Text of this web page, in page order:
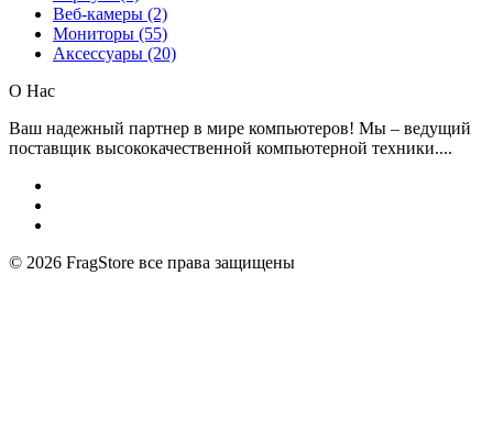
Веб-камеры (2)
Мониторы (55)
Аксессуары (20)
О Нас
Ваш надежный партнер в мире компьютеров! Мы – ведущий
поставщик высококачественной компьютерной техники....
© 2026 FragStore все права защищены